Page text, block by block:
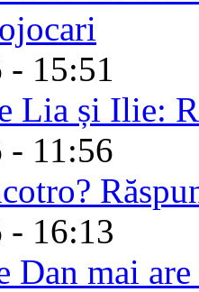
- 15:51
Lia și Ilie:
- 11:56
- 16:13
Dan mai